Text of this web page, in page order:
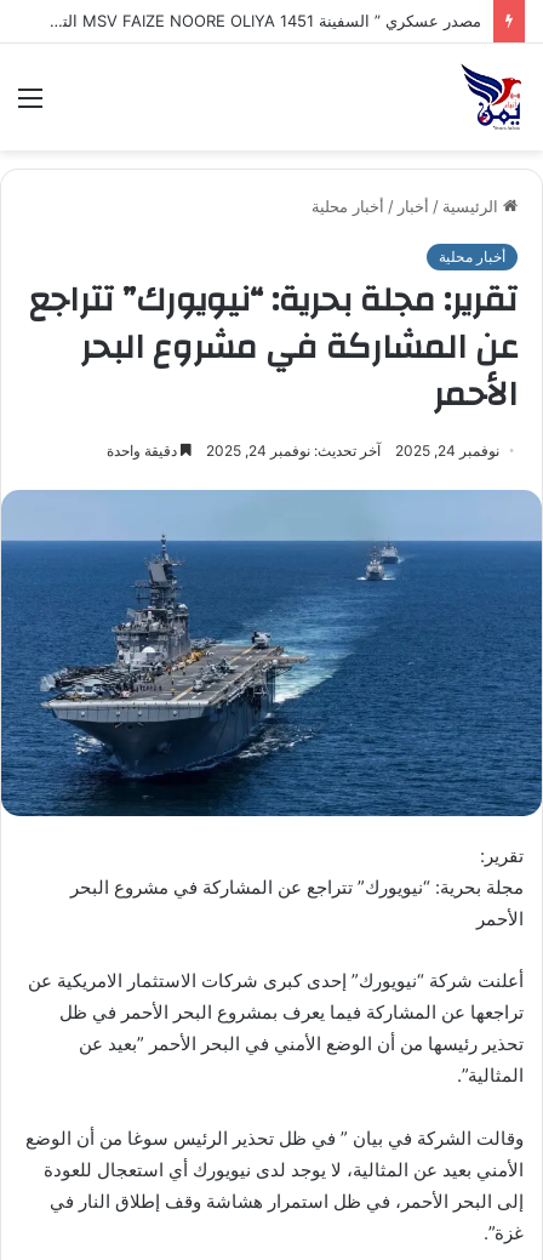
طهران : إيران تكشف اقتراب إعلان تفاهم تاريخي مع سلطنة عُمان بشأن تنظيم الملاحة في مضيق هرمز
الرئيسية / أخبار / أخبار محلية
أخبار محلية
تقرير: مجلة بحرية: “نيويورك” تتراجع
عن المشاركة في مشروع البحر
الأحمر
نوفمبر 24, 2025 آخر تحديث: نوفمبر 24, 2025 دقيقة واحدة
تقرير:
مجلة بحرية: “نيويورك” تتراجع عن المشاركة في مشروع البحر
الأحمر
أعلنت شركة “نيويورك” إحدى كبرى شركات الاستثمار الامريكية عن
تراجعها عن المشاركة فيما يعرف بمشروع البحر الأحمر في ظل
تحذير رئيسها من أن الوضع الأمني في البحر الأحمر ​​”بعيد عن
المثالية”.
وقالت الشركة في بيان ” في ظل تحذير الرئيس سوغا من أن الوضع
الأمني ​​بعيد عن المثالية، لا يوجد لدى نيويورك أي استعجال للعودة
إلى البحر الأحمر، في ظل استمرار هشاشة وقف إطلاق النار في
غزة”.